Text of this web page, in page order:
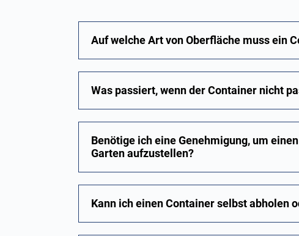
Auf welche Art von Oberfläche muss ein
Was passiert, wenn der Container nicht
Benötige ich eine Genehmigung, um
Garten aufzustellen?
Kann ich einen Container selbst abholen